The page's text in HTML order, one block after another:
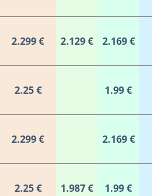
2.299 € 2.129 € 2.169 €
2.25 € 1.99 €
2.299 € 2.169 €
2.25 € 1.987 € 1.99 €